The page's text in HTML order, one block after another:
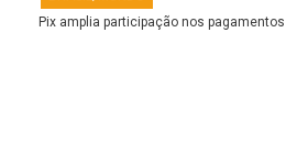
Pix amplia participação nos